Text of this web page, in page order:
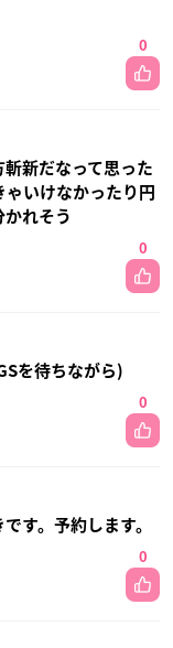
0
新だなって思った
いけなかったり円
かれそう
0
を待ちながら)
0
す。予約します。
0